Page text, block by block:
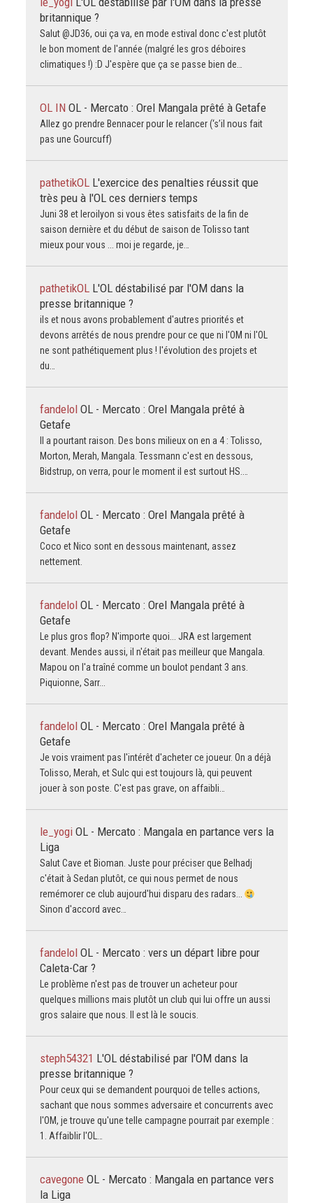
britannique ?
Salut @JD36, oui ça va, en mode estival donc c'est plutôt
le bon moment de l'année (malgré les gros déboires
climatiques !) :D J'espère que ça se passe bien de…
OL IN OL - Mercato : Orel Mangala prêté à Getafe
Allez go prendre Bennacer pour le relancer (‘s’il nous fait
pas une Gourcuff)
pathetikOL L'exercice des penalties réussit que
très peu à l'OL ces derniers temps
Juni 38 et leroilyon si vous êtes satisfaits de la fin de
saison dernière et du début de saison de Tolisso tant
mieux pour vous ... moi je regarde, je…
pathetikOL L'OL déstabilisé par l'OM dans la
presse britannique ?
ils et nous avons probablement d'autres priorités et
devons arrêtés de nous prendre pour ce que ni l'OM ni l'OL
ne sont pathétiquement plus ! l'évolution des projets et
du…
fandelol OL - Mercato : Orel Mangala prêté à
Getafe
Il a pourtant raison. Des bons milieux on en a 4 : Tolisso,
Morton, Merah, Mangala. Tessmann c'est en dessous,
Bidstrup, on verra, pour le moment il est surtout HS.…
fandelol OL - Mercato : Orel Mangala prêté à
Getafe
Coco et Nico sont en dessous maintenant, assez
nettement.
fandelol OL - Mercato : Orel Mangala prêté à
Getafe
Le plus gros flop? N'importe quoi... JRA est largement
devant. Mendes aussi, il n'était pas meilleur que Mangala.
Mapou on l'a traîné comme un boulot pendant 3 ans.
Piquionne, Sarr...
fandelol OL - Mercato : Orel Mangala prêté à
Getafe
Je vois vraiment pas l'intérêt d'acheter ce joueur. On a déjà
Tolisso, Merah, et Sulc qui est toujours là, qui peuvent
jouer à son poste. C'est pas grave, on affaibli…
le_yogi OL - Mercato : Mangala en partance vers la
Liga
Salut Cave et Bioman. Juste pour préciser que Belhadj
c'était à Sedan plutôt, ce qui nous permet de nous
remémorer ce club aujourd'hui disparu des radars...
Sinon d'accord avec…
fandelol OL - Mercato : vers un départ libre pour
Caleta-Car ?
Le problème n'est pas de trouver un acheteur pour
quelques millions mais plutôt un club qui lui offre un aussi
gros salaire que nous. Il est là le soucis.
steph54321 L'OL déstabilisé par l'OM dans la
presse britannique ?
Pour ceux qui se demandent pourquoi de telles actions,
sachant que nous sommes adversaire et concurrents avec
l'OM, je trouve qu'une telle campagne pourrait par exemple :
1. Affaiblir l'OL…
cavegone OL - Mercato : Mangala en partance vers
la Liga